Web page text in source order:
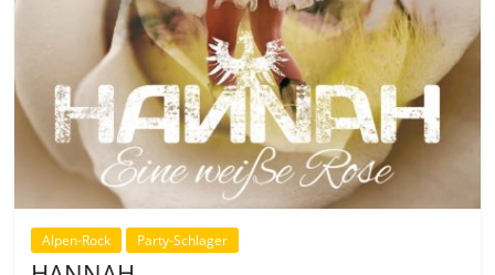
Alpen-Rock Party-Schlager